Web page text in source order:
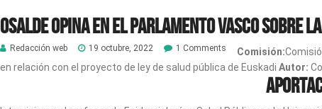
Osalde opina en el Parlamento Vasco sobre
Redacción web 19 octubre, 2022 1 Comments Comisión:
en relación con el proyecto de ley de salud pública de Euskadi Autor: